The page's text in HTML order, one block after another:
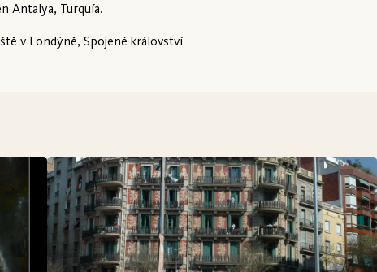
Antalya, Turquía.
v Londýně, Spojené království